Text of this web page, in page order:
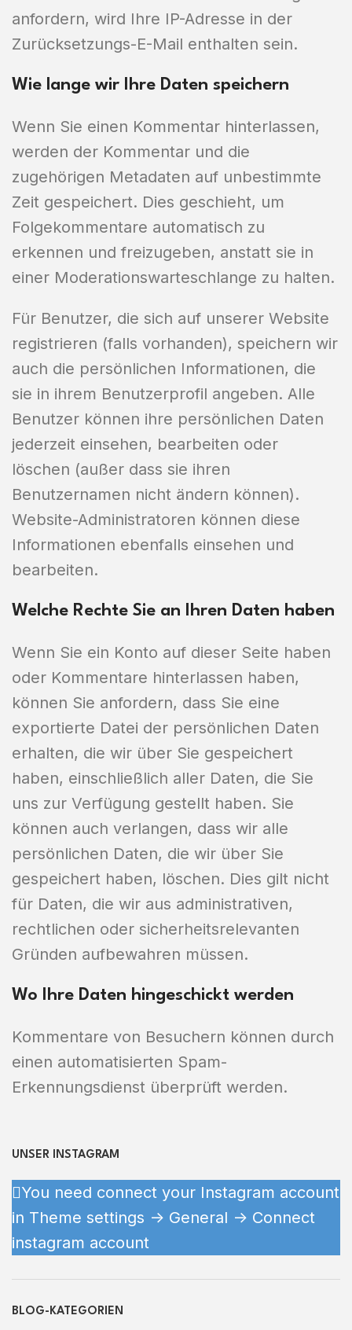
anfordern, wird Ihre IP-Adresse in der
Zurücksetzungs-E-Mail enthalten sein.
Wie lange wir Ihre Daten speichern
Wenn Sie einen Kommentar hinterlassen,
werden der Kommentar und die
zugehörigen Metadaten auf unbestimmte
Zeit gespeichert. Dies geschieht, um
Folgekommentare automatisch zu
erkennen und freizugeben, anstatt sie in
einer Moderationswarteschlange zu halten.
Für Benutzer, die sich auf unserer Website
registrieren (falls vorhanden), speichern wir
auch die persönlichen Informationen, die
sie in ihrem Benutzerprofil angeben. Alle
Benutzer können ihre persönlichen Daten
jederzeit einsehen, bearbeiten oder
löschen (außer dass sie ihren
Benutzernamen nicht ändern können).
Website-Administratoren können diese
Informationen ebenfalls einsehen und
bearbeiten.
Welche Rechte Sie an Ihren Daten haben
Wenn Sie ein Konto auf dieser Seite haben
oder Kommentare hinterlassen haben,
können Sie anfordern, dass Sie eine
exportierte Datei der persönlichen Daten
erhalten, die wir über Sie gespeichert
haben, einschließlich aller Daten, die Sie
uns zur Verfügung gestellt haben. Sie
können auch verlangen, dass wir alle
persönlichen Daten, die wir über Sie
gespeichert haben, löschen. Dies gilt nicht
für Daten, die wir aus administrativen,
rechtlichen oder sicherheitsrelevanten
Gründen aufbewahren müssen.
Wo Ihre Daten hingeschickt werden
Kommentare von Besuchern können durch
einen automatisierten Spam-
Erkennungsdienst überprüft werden.
UNSER INSTAGRAM
You need connect your Instagram account
in Theme settings -> General -> Connect
instagram account
BLOG-KATEGORIEN